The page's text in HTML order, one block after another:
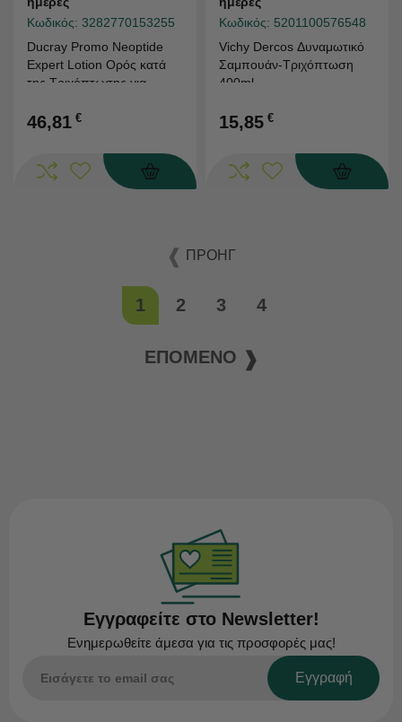
Κωδικός: 3282770153255
Ducray Promo Neoptide
Expert Lotion Ορός κατά
της Τριχόπτωσης για
Μαλλιών 2x50ml
46,81 €
Κωδικός: 5201100576548
Vichy Dercos Δυναμωτικό
Σαμπουάν-Τριχόπτωση
400ml
15,85 €
ΠΡΟΗΓ
1 2 3 4
ΕΠΌΜΕΝΟ
Εγγραφείτε στο Newsletter!
Ενημερωθείτε άμεσα για τις προσφορές μας!
Εγγραφή